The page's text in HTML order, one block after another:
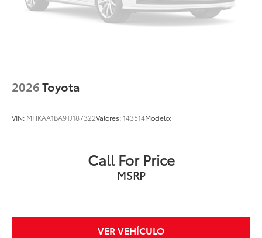
2026Toyota
VIN: MHKAA1BA9TJ187322Valores:143514Modelo:
Call For Price
MSRP
VER VEHÍCULO